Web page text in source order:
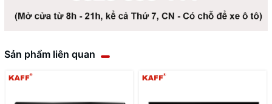
Sản phẩm liên quan